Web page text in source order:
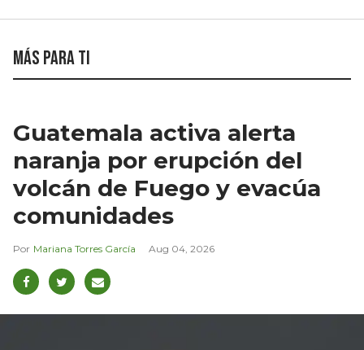
Más para ti
Guatemala activa alerta
naranja por erupción del
volcán de Fuego y evacúa
comunidades
Mariana Torres García Aug 04, 2026